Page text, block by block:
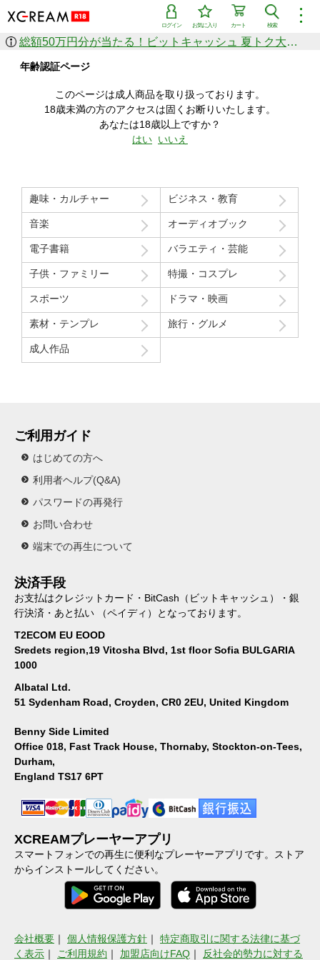
︙
検索
カート
お気に入り
ログイン
作品を探す
ジャンル
シリーズ
人気のセール中商品
新着セール中商品
すべての作品から探す
価格の安い順
価格の高い順
月間ランキング
年間ランキング
総額50万円分が当たる！ビットキャッシュ 夏トク大感謝祭
年齢認証ページ
このページは成人商品を取り扱っております。
18歳未満の方のアクセスは固くお断りいたします。
あなたは18歳以上ですか？
はい いいえ
趣味・カルチャー ビジネス・教育
音楽 オーディオブック
電子書籍 バラエティ・芸能
子供・ファミリー 特撮・コスプレ
スポーツ ドラマ・映画
素材・テンプレ 旅行・グルメ
成人作品
ご利用ガイド
はじめての方へ
利用者ヘルプ(Q&A)
パスワードの再発行
お問い合わせ
端末での再生について
決済手段
お支払はクレジットカード・BitCash（ビットキャッシュ）・銀
行決済・あと払い （ペイディ）となっております。
T2ECOM EU EOOD
Sredets region,19 Vitosha Blvd, 1st floor Sofia BULGARIA
1000
Albatal Ltd.
51 Sydenham Road, Croyden, CR0 2EU, United Kingdom
Benny Side Limited
Office 018, Fast Track House, Thornaby, Stockton-on-Tees,
Durham,
England TS17 6PT
XCREAMプレーヤーアプリ
スマートフォンでの再生に便利なプレーヤーアプリです。ストア
からインストールしてください。
会社概要 ｜ 個人情報保護方針 ｜ 特定商取引に関する法律に基づ
く表示 ｜ ご利用規約 ｜ 加盟店向けFAQ ｜ 反社会的勢力に対する